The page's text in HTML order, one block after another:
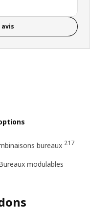
bureaux 217
modulables